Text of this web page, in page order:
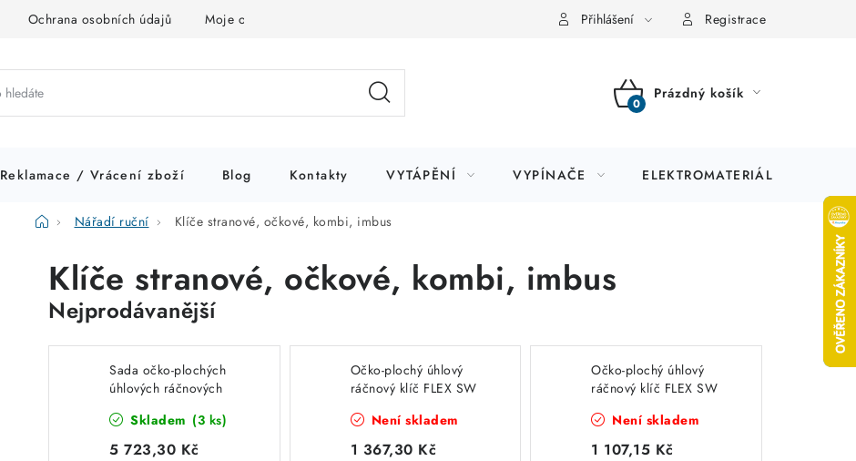
Ochrana osobních údajů Moje objednávka Přihlášení Registrace
NÁKUPNÍ
Prázdný košík
Reklamace / Vrácení zboží Blog Kontakty VYTÁPĚNÍ VYPÍNAČE ELEKTROMATERIÁL
DomůNářadí ruční Klíče stranové, očkové, kombi, imbus
Klíče stranové, očkové, kombi, imbus
Nejprodávanější
Sada očko-plochých
úhlových ráčnových
ks) typ 112550 cimco
Skladem (3 ks)
5 723,30 Kč
Očko-plochý úhlový
ráčnový klíč FLEX SW
Není skladem
1 367,30 Kč
Očko-plochý úhlový
ráčnový klíč FLEX SW
Není skladem
1 107,15 Kč